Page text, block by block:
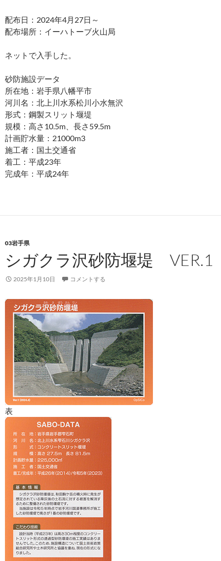
配布日：2024年4月27日～
配布場所：イーハトーブ火山局
ネットで入手した。
砂防施設データ
所在地：岩手県八幡平市
河川名：北上川水系松川小水無沢
形式：鋼製スリット堰堤
規模：高さ10.5m、長さ59.5m
計画貯水量：21000m3
施工者：国土交通省
着工：平成23年
完成年：平成24年
03岩手県
シガクラ沢砂防堰堤 VER.1
2025年1月10日 コメントする
表